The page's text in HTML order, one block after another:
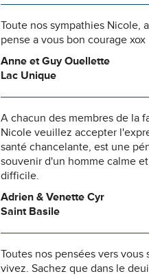
Toute nos sympathies Nicole,
pense a vous bon courage xox
Anne et Guy Ouellette
Lac Unique
A chacun des membres de la
Nicole veuillez accepter
santé chancelante, est une
souvenir d'un homme calme
difficile.
Adrien & Venette Cyr
Saint Basile
Toutes nos pensées vers
vivez. Sachez que dans le